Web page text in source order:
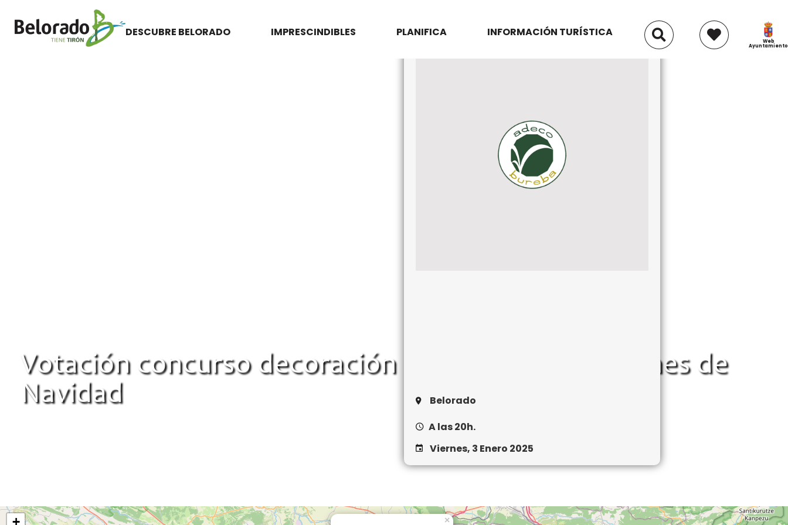
DESCUBRE BELORADO IMPRESCINDIBLES PLANIFICA INFORMACIÓN TURÍSTICA
Web
Ayuntamiento
Votación concurso decoración escaparates y balcones de
Navidad
Belorado
A las 20h.
Viernes, 3 Enero 2025
Salón de plenos del Ayuntamiento de Belorado
×
+